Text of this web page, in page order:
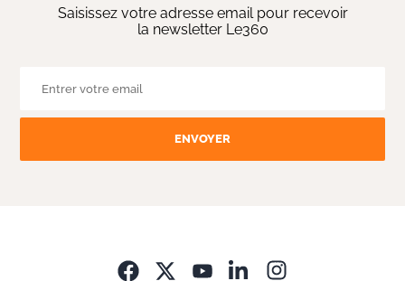
Saisissez votre adresse email pour recevoir
la newsletter Le360
ENVOYER